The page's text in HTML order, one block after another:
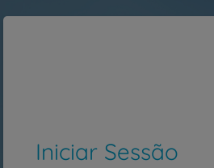
Iniciar Sessão